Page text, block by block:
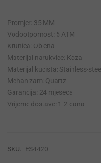
Promjer: 35 MM
Vodootpornost: 5 ATM
Krunica: Obicna
Materijal narukvice: Koza
Materijal kucista: Stainless-steel
Mehanizam: Quartz
Garancija: 24 mjeseca
Vrijeme dostave: 1-2 dana
SKU: ES4420